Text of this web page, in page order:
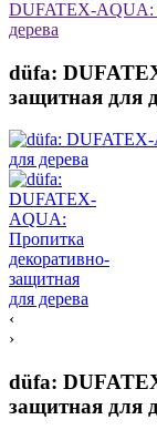
DUFATEX-AQUA:
дерева
düfa:
защитная для
‹
›
düfa:
защитная для